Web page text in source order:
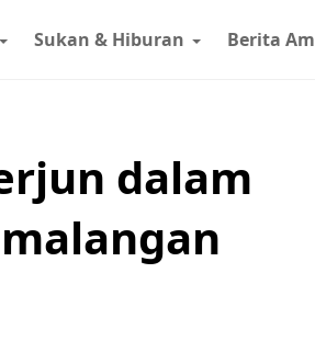
Sukan & Hiburan Berita Am
dalam